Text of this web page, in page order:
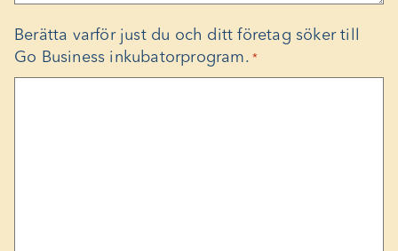
Berätta varför just du och ditt företag söker till
Go Business inkubatorprogram. *